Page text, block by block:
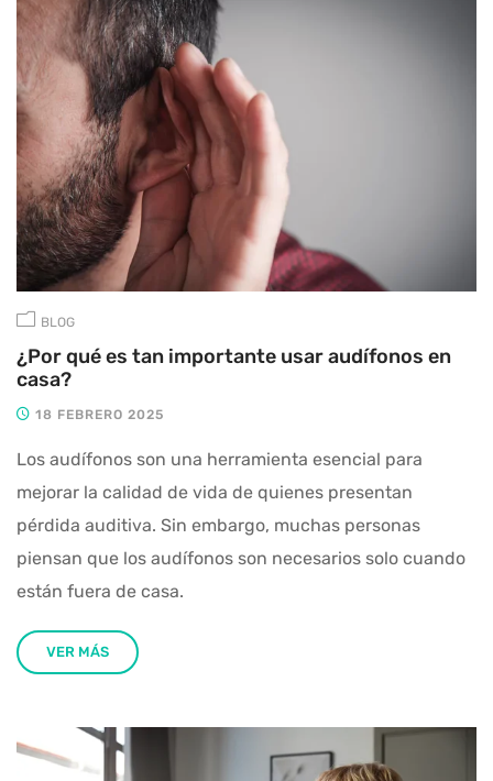
BLOG
¿Por qué es tan importante usar audífonos en
casa?
18 FEBRERO 2025
Los audífonos son una herramienta esencial para
mejorar la calidad de vida de quienes presentan
pérdida auditiva. Sin embargo, muchas personas
piensan que los audífonos son necesarios solo cuando
están fuera de casa.
VER MÁS